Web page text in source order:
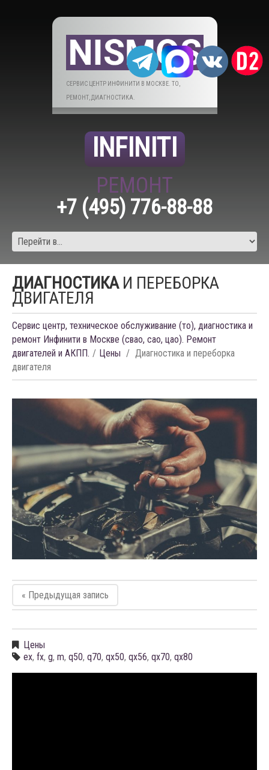
СЕРВИС ЦЕНТР ИНФИНИТИ В МОСКВЕ. ТО,
РЕМОНТ, ДИАГНОСТИКА.
INFINITI
РЕМОНТ
+7 (495) 776-88-88
ДИАГНОСТИКАИ ПЕРЕБОРКА
ДВИГАТЕЛЯ
Сервис центр, техническое обслуживание (то), диагностика и
ремонт Инфинити в Москве (свао, сао, цао). Ремонт
двигателей и АКПП.
Цены
Диагностика и переборка
двигателя
« Предыдущая запись
Цены
ex, fx, g, m, q50, q70, qx50, qx56, qx70, qx80